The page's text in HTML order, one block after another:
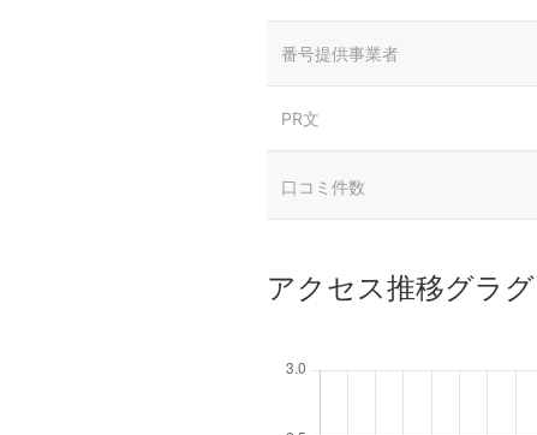
番号提供事業者
PR文
口コミ件数
アクセス推移グラグ